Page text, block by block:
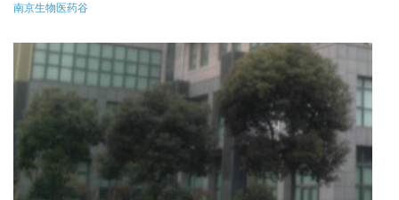
南京生物医药谷